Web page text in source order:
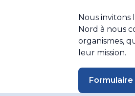
Nous invitons
Nord à nous
organismes,
leur mission.